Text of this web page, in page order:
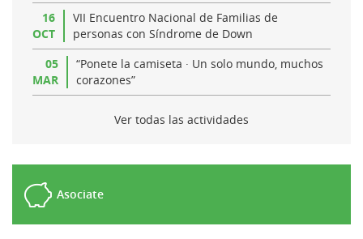
16
OCT
VII Encuentro Nacional de Familias de
personas con Síndrome de Down
05
MAR
“Ponete la camiseta · Un solo mundo, muchos
corazones”
Ver todas las actividades
Asociate